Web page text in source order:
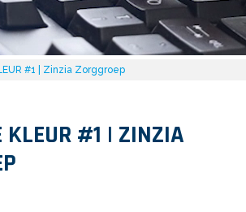
#1 | Zinzia Zorggroep
KLEUR #1 | ZINZIA